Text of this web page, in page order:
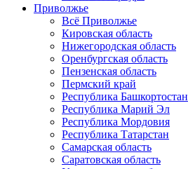
Приволжье
Всё Приволжье
Кировская область
Нижегородская область
Оренбургская область
Пензенская область
Пермский край
Республика Башкортостан
Республика Марий Эл
Республика Мордовия
Республика Татарстан
Самарская область
Саратовская область